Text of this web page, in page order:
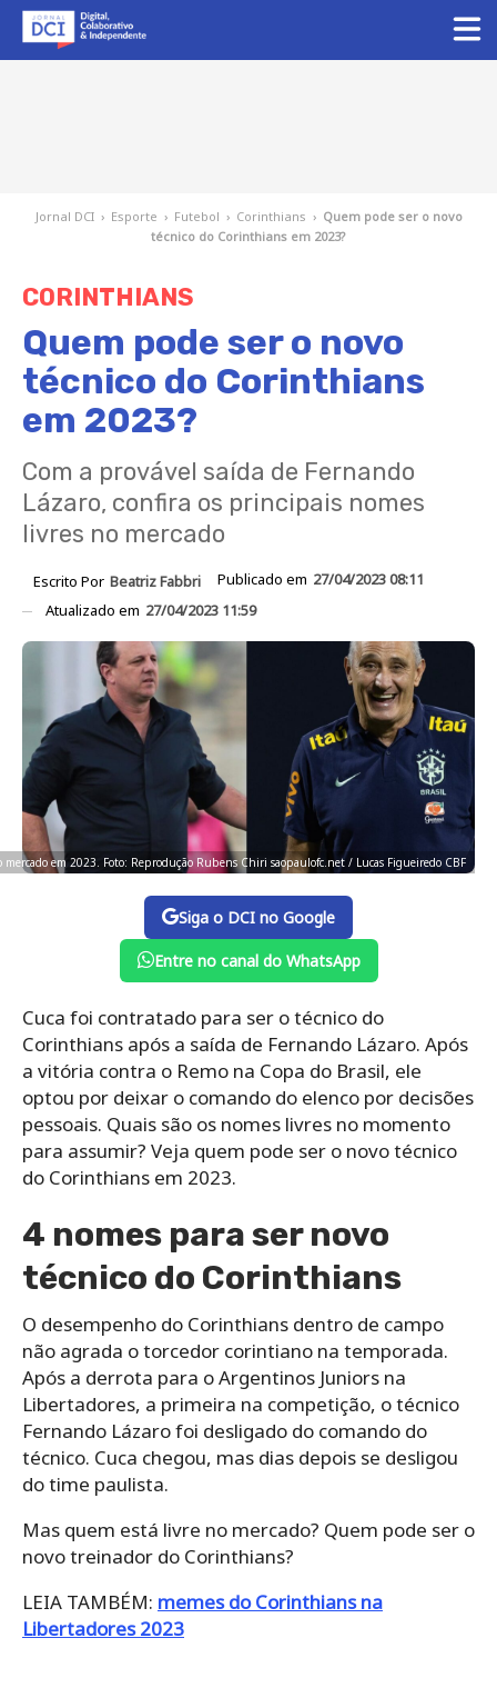
Jornal DCI › Esporte › Futebol › Corinthians › Quem pode ser o novo
técnico do Corinthians em 2023?
CORINTHIANS
Quem pode ser o novo
técnico do Corinthians
em 2023?
Com a provável saída de Fernando
Lázaro, confira os principais nomes
livres no mercado
Escrito Por Beatriz Fabbri Publicado em 27/04/2023 08:11
Atualizado em 27/04/2023 11:59
em 2023. Foto: Reprodução Rubens Chiri saopaulofc.net / Lucas Figueiredo CBF
Siga o DCI no Google
Entre no canal do WhatsApp
Cuca foi contratado para ser o técnico do
Corinthians após a saída de Fernando Lázaro. Após
a vitória contra o Remo na Copa do Brasil, ele
optou por deixar o comando do elenco por decisões
pessoais. Quais são os nomes livres no momento
para assumir? Veja quem pode ser o novo técnico
do Corinthians em 2023.
4 nomes para ser novo
técnico do Corinthians
O desempenho do Corinthians dentro de campo
não agrada o torcedor corintiano na temporada.
Após a derrota para o Argentinos Juniors na
Libertadores, a primeira na competição, o técnico
Fernando Lázaro foi desligado do comando do
técnico. Cuca chegou, mas dias depois se desligou
do time paulista.
Mas quem está livre no mercado? Quem pode ser o
novo treinador do Corinthians?
LEIA TAMBÉM: memes do Corinthians na
Libertadores 2023